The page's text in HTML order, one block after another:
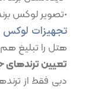
•تصویر لوکس
تجهیزات لوکس
هتل را تبلیغ
تعیین ترندهای
دبی فقط از